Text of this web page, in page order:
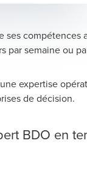
ses compétences
semaine ou
expertise
de décision.
BDO en